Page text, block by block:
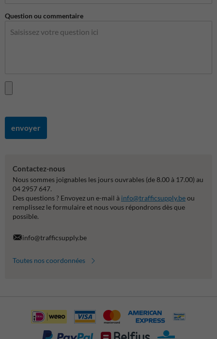
Question ou commentaire
envoyer
Contactez-nous
Nous sommes joignables les jours ouvrables (de 8.00 à 17.00) au
04 2957 647.
Des questions ? Envoyez un e-mail à info@trafficsupply.beou
remplissez le formulaire et nous vous répondrons dès que
possible.
info@trafficsupply.be
Toutes nos coordonnées